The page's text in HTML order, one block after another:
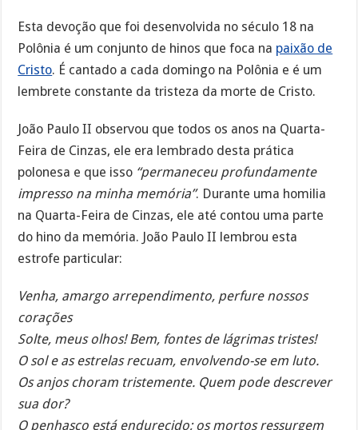
Esta devoção que foi desenvolvida no século 18 na
Polônia é um conjunto de hinos que foca na paixão de
Cristo. É cantado a cada domingo na Polônia e é um
lembrete constante da tristeza da morte de Cristo.
João Paulo II observou que todos os anos na Quarta-
Feira de Cinzas, ele era lembrado desta prática
polonesa e que isso “permaneceu profundamente
impresso na minha memória”. Durante uma homilia
na Quarta-Feira de Cinzas, ele até contou uma parte
do hino da memória. João Paulo II lembrou esta
estrofe particular:
Venha, amargo arrependimento, perfure nossos
corações
Solte, meus olhos! Bem, fontes de lágrimas tristes!
O sol e as estrelas recuam, envolvendo-se em luto.
Os anjos choram tristemente. Quem pode descrever
sua dor?
O penhasco está endurecido; os mortos ressurgem